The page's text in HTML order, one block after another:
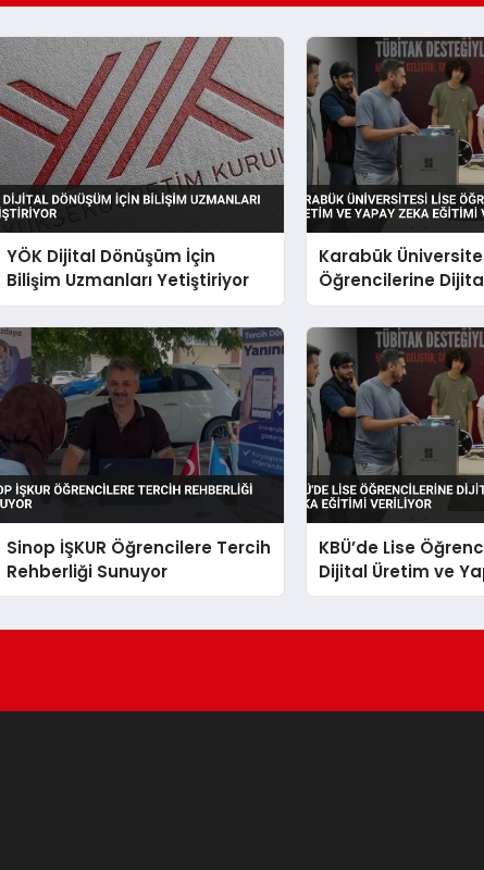
YÖK Dijital Dönüşüm İçin
Bilişim Uzmanları Yetiştiriyor
Karabük
Öğrencilerine
Yapay Zeka
Sinop İŞKUR Öğrencilere Tercih
Rehberliği Sunuyor
KBÜ’de Lise
Dijital Üretim ve
Eğitimi Veriliyor